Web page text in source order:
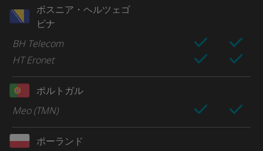
ボスニア・ヘルツェゴ
ビナ
BH Telecom
HT Eronet
ポルトガル
Meo (TMN)
ポーランド